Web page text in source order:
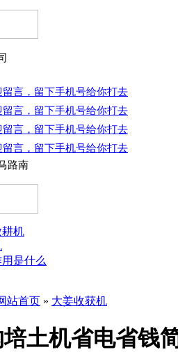
路南
耕机
是什么
站首页 » 大姜收获机
土机省电省钱